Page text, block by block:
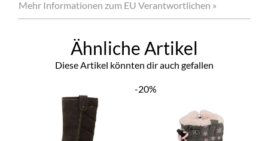
Mehr Informationen zum EU Verantwortlichen »
Ähnliche Artikel
Diese Artikel könnten dir auch gefallen
-20%